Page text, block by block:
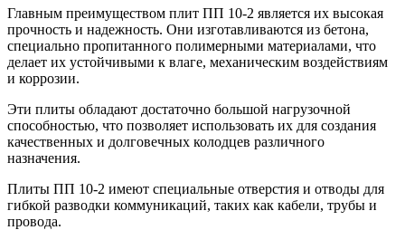
Главным преимуществом плит ПП 10-2 является их высокая
прочность и надежность. Они изготавливаются из бетона,
специально пропитанного полимерными материалами, что
делает их устойчивыми к влаге, механическим воздействиям
и коррозии.
Эти плиты обладают достаточно большой нагрузочной
способностью, что позволяет использовать их для создания
качественных и долговечных колодцев различного
назначения.
Плиты ПП 10-2 имеют специальные отверстия и отводы для
гибкой разводки коммуникаций, таких как кабели, трубы и
провода.